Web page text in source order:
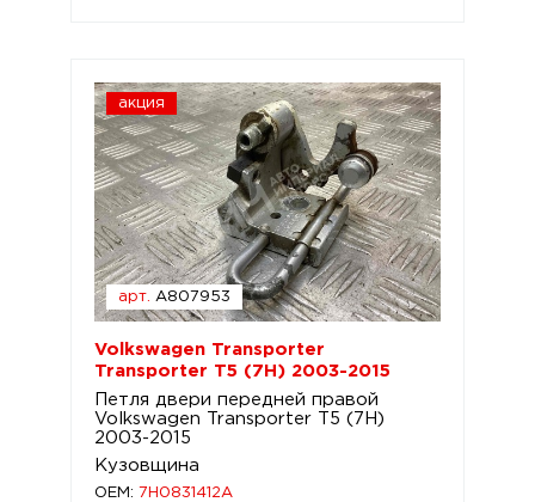
акция
арт. A807953
Volkswagen Transporter
Transporter T5 (7H) 2003-2015
Петля двери передней правой
Volkswagen Transporter T5 (7H)
2003-2015
Кузовщина
OEM:
7H0831412A